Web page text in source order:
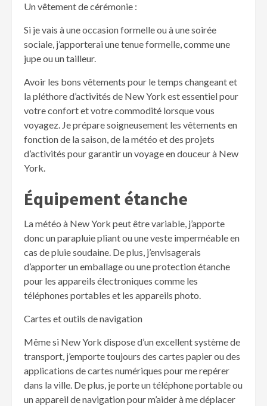
Un vêtement de cérémonie :
Si je vais à une occasion formelle ou à une soirée
sociale, j’apporterai une tenue formelle, comme une
jupe ou un tailleur.
Avoir les bons vêtements pour le temps changeant et
la pléthore d’activités de New York est essentiel pour
votre confort et votre commodité lorsque vous
voyagez. Je prépare soigneusement les vêtements en
fonction de la saison, de la météo et des projets
d’activités pour garantir un voyage en douceur à New
York.
Équipement étanche
La météo à New York peut être variable, j’apporte
donc un parapluie pliant ou une veste imperméable en
cas de pluie soudaine. De plus, j’envisagerais
d’apporter un emballage ou une protection étanche
pour les appareils électroniques comme les
téléphones portables et les appareils photo.
Cartes et outils de navigation
Même si New York dispose d’un excellent système de
transport, j’emporte toujours des cartes papier ou des
applications de cartes numériques pour me repérer
dans la ville. De plus, je porte un téléphone portable ou
un appareil de navigation pour m’aider à me déplacer